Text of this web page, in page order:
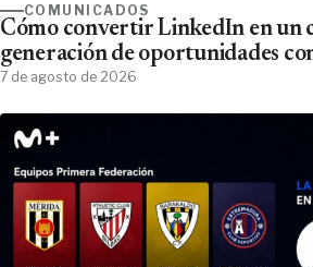
COMUNICADOS
Cómo convertir LinkedIn en un
generación de oportunidades
7 de agosto de 2026